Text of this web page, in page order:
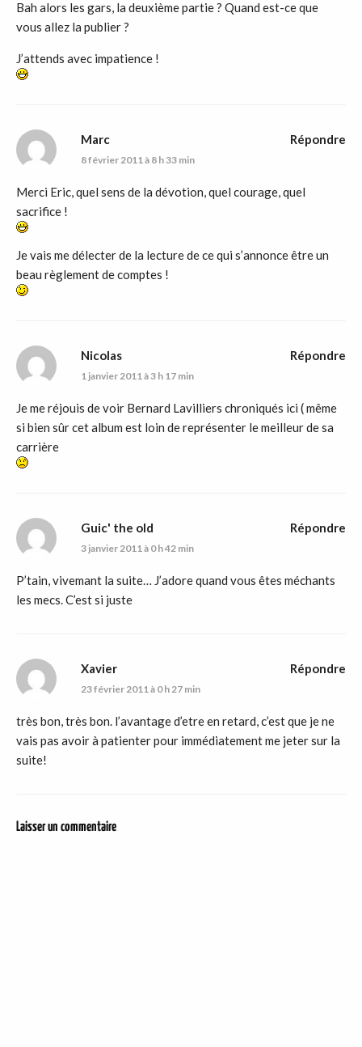
Bah alors les gars, la deuxième partie ? Quand est-ce que
vous allez la publier ?
J’attends avec impatience !
Marc
8 février 2011 à 8 h 33 min
Merci Eric, quel sens de la dévotion, quel courage, quel
sacrifice !
Je vais me délecter de la lecture de ce qui s’annonce être un
beau règlement de comptes !
Répondre
Nicolas
1 janvier 2011 à 3 h 17 min
Je me réjouis de voir Bernard Lavilliers chroniqués ici ( même
si bien sûr cet album est loin de représenter le meilleur de sa
carrière
Répondre
Guic' the old
3 janvier 2011 à 0 h 42 min
P’tain, vivemant la suite… J’adore quand vous êtes méchants
les mecs. C’est si juste
Répondre
Xavier
23 février 2011 à 0 h 27 min
très bon, très bon. l’avantage d’etre en retard, c’est que je ne
vais pas avoir à patienter pour immédiatement me jeter sur la
suite!
Répondre
Laisser un commentaire